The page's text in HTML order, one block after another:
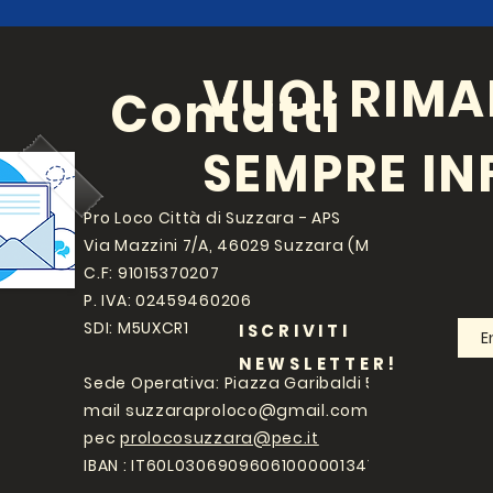
Contatti
Pro Loco Città di Suzzara - APS
Via Mazzini 7/A, 46029 Suzzara (MN)
C.F: 91015370207
P. IVA: 02459460206
SDI: M5UXCR1
Sede Operativa: Piazza Garibaldi 5
mail suzzaraproloco@gmail.com
pecprolocosuzzara@pec.it
IBAN : IT60L0306909606100000134107
VUOI
SEMPRE
ISCRIVITI
NEWSLETTER!